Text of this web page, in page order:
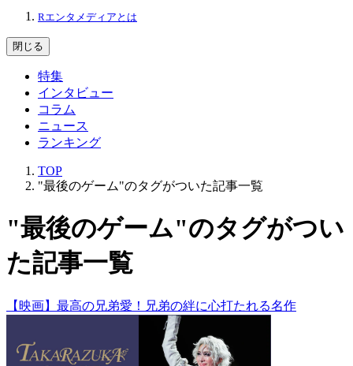
Rエンタメディアとは
閉じる
特集
インタビュー
コラム
ニュース
ランキング
TOP
"最後のゲーム"のタグがついた記事一覧
"最後のゲーム"のタグがつい
た記事一覧
【映画】最高の兄弟愛！兄弟の絆に心打たれる名作